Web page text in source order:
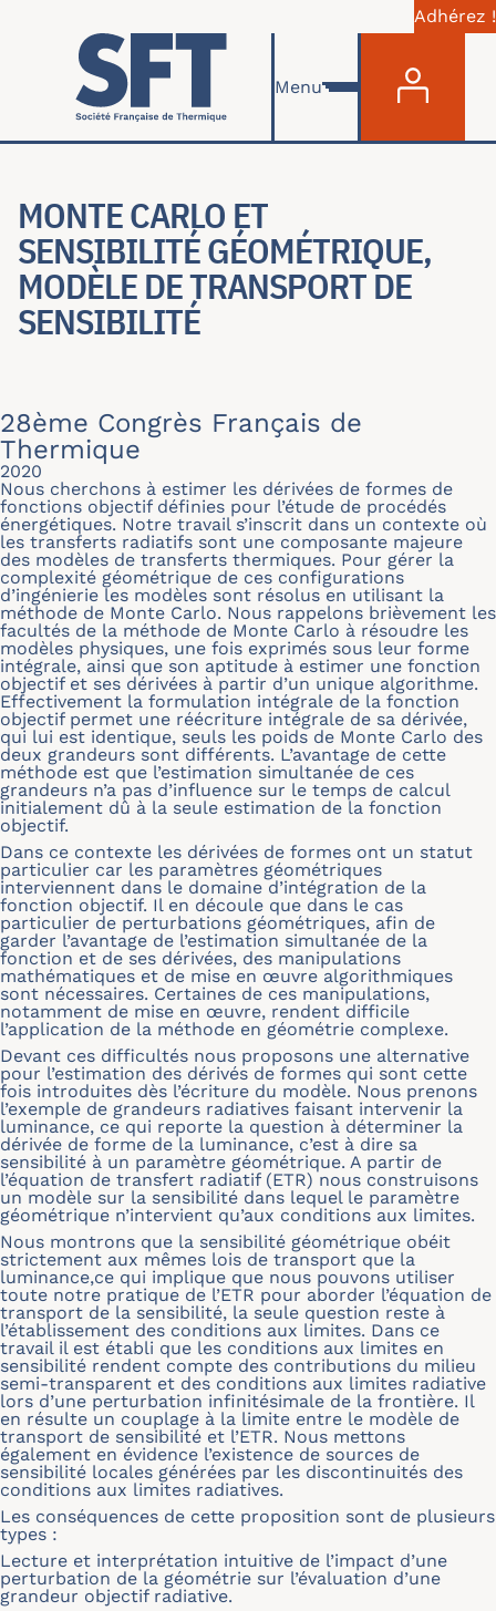
Aller au contenu principal
Adhérez !
Menu
MONTE CARLO ET
SENSIBILITÉ GÉOMÉTRIQUE,
MODÈLE DE TRANSPORT DE
SENSIBILITÉ
28ème Congrès Français de
Thermique
2020
Nous cherchons à estimer les dérivées de formes de
fonctions objectif définies pour l’étude de procédés
énergétiques. Notre travail s’inscrit dans un contexte où
les transferts radiatifs sont une composante majeure
des modèles de transferts thermiques. Pour gérer la
complexité géométrique de ces configurations
d’ingénierie les modèles sont résolus en utilisant la
méthode de Monte Carlo. Nous rappelons brièvement les
facultés de la méthode de Monte Carlo à résoudre les
modèles physiques, une fois exprimés sous leur forme
intégrale, ainsi que son aptitude à estimer une fonction
objectif et ses dérivées à partir d’un unique algorithme.
Effectivement la formulation intégrale de la fonction
objectif permet une réécriture intégrale de sa dérivée,
qui lui est identique, seuls les poids de Monte Carlo des
deux grandeurs sont différents. L’avantage de cette
méthode est que l’estimation simultanée de ces
grandeurs n’a pas d’influence sur le temps de calcul
initialement dû à la seule estimation de la fonction
objectif.
Dans ce contexte les dérivées de formes ont un statut
particulier car les paramètres géométriques
interviennent dans le domaine d’intégration de la
fonction objectif. Il en découle que dans le cas
particulier de perturbations géométriques, afin de
garder l’avantage de l’estimation simultanée de la
fonction et de ses dérivées, des manipulations
mathématiques et de mise en œuvre algorithmiques
sont nécessaires. Certaines de ces manipulations,
notamment de mise en œuvre, rendent difficile
l’application de la méthode en géométrie complexe.
Devant ces difficultés nous proposons une alternative
pour l’estimation des dérivés de formes qui sont cette
fois introduites dès l’écriture du modèle. Nous prenons
l’exemple de grandeurs radiatives faisant intervenir la
luminance, ce qui reporte la question à déterminer la
dérivée de forme de la luminance, c’est à dire sa
sensibilité à un paramètre géométrique. A partir de
l’équation de transfert radiatif (ETR) nous construisons
un modèle sur la sensibilité dans lequel le paramètre
géométrique n’intervient qu’aux conditions aux limites.
Nous montrons que la sensibilité géométrique obéit
strictement aux mêmes lois de transport que la
luminance,ce qui implique que nous pouvons utiliser
toute notre pratique de l’ETR pour aborder l’équation de
transport de la sensibilité, la seule question reste à
l’établissement des conditions aux limites. Dans ce
travail il est établi que les conditions aux limites en
sensibilité rendent compte des contributions du milieu
semi-transparent et des conditions aux limites radiative
lors d’une perturbation infinitésimale de la frontière. Il
en résulte un couplage à la limite entre le modèle de
transport de sensibilité et l’ETR. Nous mettons
également en évidence l’existence de sources de
sensibilité locales générées par les discontinuités des
conditions aux limites radiatives.
Les conséquences de cette proposition sont de plusieurs
types :
Lecture et interprétation intuitive de l’impact d’une
perturbation de la géométrie sur l’évaluation d’une
grandeur objectif radiative.